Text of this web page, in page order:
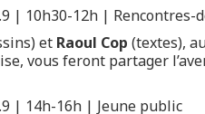
| 10h30-12h | Rencontres-
et Raoul Cop (textes),
vous feront partager
| 14h-16h | Jeune public